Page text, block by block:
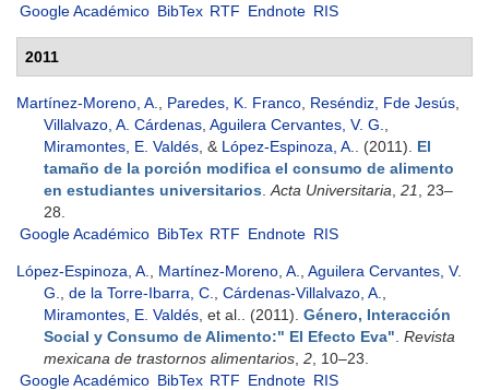
Google Académico BibTex RTF Endnote RIS
2011
Martínez-Moreno, A. Paredes, K. Franco Reséndiz, Fde Jesús
Villalvazo, A. Cárdenas Aguilera Cervantes, V. G.
Miramontes, E. Valdés , & López-Espinoza, A. . (2011). El
tamaño de la porción modifica el consumo de alimento
en estudiantes universitarios Acta Universitaria 21
, 23–
28.
Google Académico BibTex RTF Endnote RIS
López-Espinoza, A. Martínez-Moreno, A.
Aguilera Cervantes, V.
G.
de la Torre-Ibarra, C. Cárdenas-Villalvazo, A.
Miramontes, E. Valdés , et al. . (2011). Género, Interacción
Social y Consumo de Alimento:" El Efecto Eva" Revista
mexicana de trastornos alimentarios 2 , 10–23.
Google Académico BibTex RTF Endnote RIS